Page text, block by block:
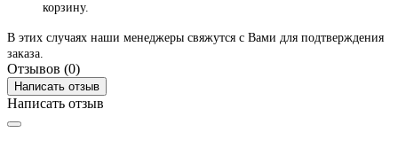
корзину.
В этих случаях наши менеджеры свяжутся с Вами для подтверждения
заказа.
Отзывов (0)
Написать отзыв
Написать отзыв